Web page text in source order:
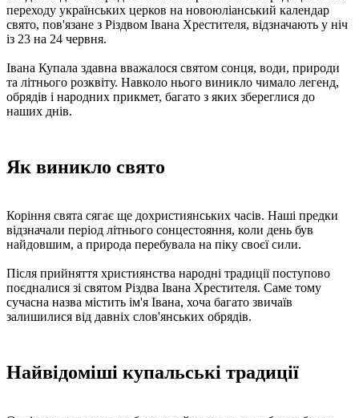
переходу українських церков на новоюліанський календар
свято, пов'язане з Різдвом Івана Хрестителя, відзначають у ніч
із 23 на 24 червня.
Івана Купала здавна вважалося святом сонця, води, природи
та літнього розквіту. Навколо нього виникло чимало легенд,
обрядів і народних прикмет, багато з яких збереглися до
наших днів.
Як виникло свято
Коріння свята сягає ще дохристиянських часів. Наші предки
відзначали період літнього сонцестояння, коли день був
найдовшим, а природа перебувала на піку своєї сили.
Після прийняття християнства народні традиції поступово
поєдналися зі святом Різдва Івана Хрестителя. Саме тому
сучасна назва містить ім'я Івана, хоча багато звичаїв
залишилися від давніх слов'янських обрядів.
Найвідоміші купальські традиції